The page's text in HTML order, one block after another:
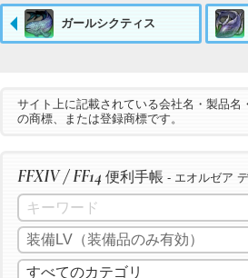
ガールシクティス
サイト上に記載されている会社名・製品名
の商標、または登録商標です。
FFXIV / FF14 便利手帳 - エオルゼア